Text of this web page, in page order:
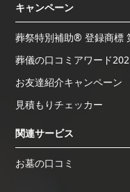
キャンペーン
葬祭特別補助® 登録商標
葬儀の口コミアワード
お友達紹介キャンペーン
見積もりチェッカー
関連サービス
お墓の口コミ